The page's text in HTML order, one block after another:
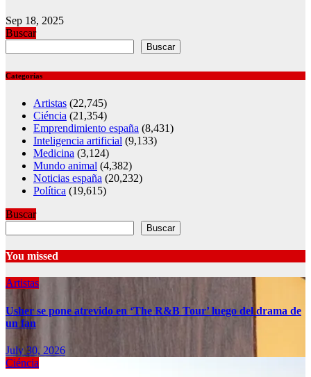
Sep 18, 2025
Buscar
Buscar
Categorías
Artistas (22,745)
Ciéncia (21,354)
Emprendimiento españa (8,431)
Inteligencia artificial (9,133)
Medicina (3,124)
Mundo animal (4,382)
Noticias españa (20,232)
Política (19,615)
Buscar
Buscar
You missed
Artistas
Usher se pone atrevido en ‘The R&B Tour’ luego del drama de
un fan
July 30, 2026
Ciéncia